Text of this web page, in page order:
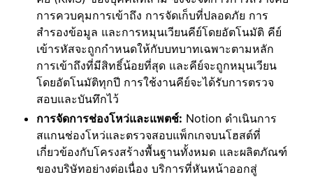
การควบคุมการเข้าถึง การจัดเก็บที่ปลอดภัย การ
สำรองข้อมูล และการหมุนเวียนคีย์โดยอัตโนมัติ คีย์
เข้ารหัสจะถูกกำหนดให้กับบทบาทเฉพาะตามหลัก
การเข้าถึงที่มีสิทธิ์น้อยที่สุด และคีย์จะถูกหมุนเวียน
โดยอัตโนมัติทุกปี การใช้งานคีย์จะได้รับการตรวจ
สอบและบันทึกไว้
การจัดการช่องโหว่และแพตช์: Notion ดำเนินการ
สแกนช่องโหว่และตรวจสอบแพ็กเกจบนโฮสต์ที่
เกี่ยวข้องกับโครงสร้างพื้นฐานทั้งหมด และผลิตภัณฑ์
ของบริษัทอย่างต่อเนื่อง บริการที่หันหน้าออกสู่